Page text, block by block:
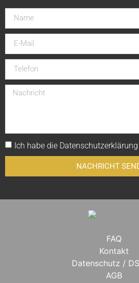
Ich habe die Datenschutzerklärung
NACHRICHT
FAQ
Kontakt
Datenschutz /
AGB